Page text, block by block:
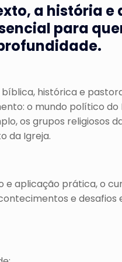
a história
para
histórica e
o mundo político
os grupos religiosos
da Igreja.
e aplicação prática, o
e